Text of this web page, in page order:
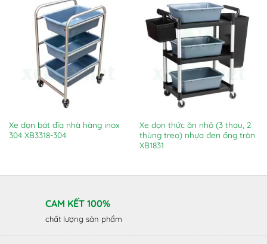
Xe dọn bát đĩa nhà hàng inox
304 XB3318-304
Xe dọn thức ăn nhỏ (3 thau, 2
thùng treo) nhựa đen ống tròn
XB1831
CAM KẾT 100%
chất lượng sản phẩm